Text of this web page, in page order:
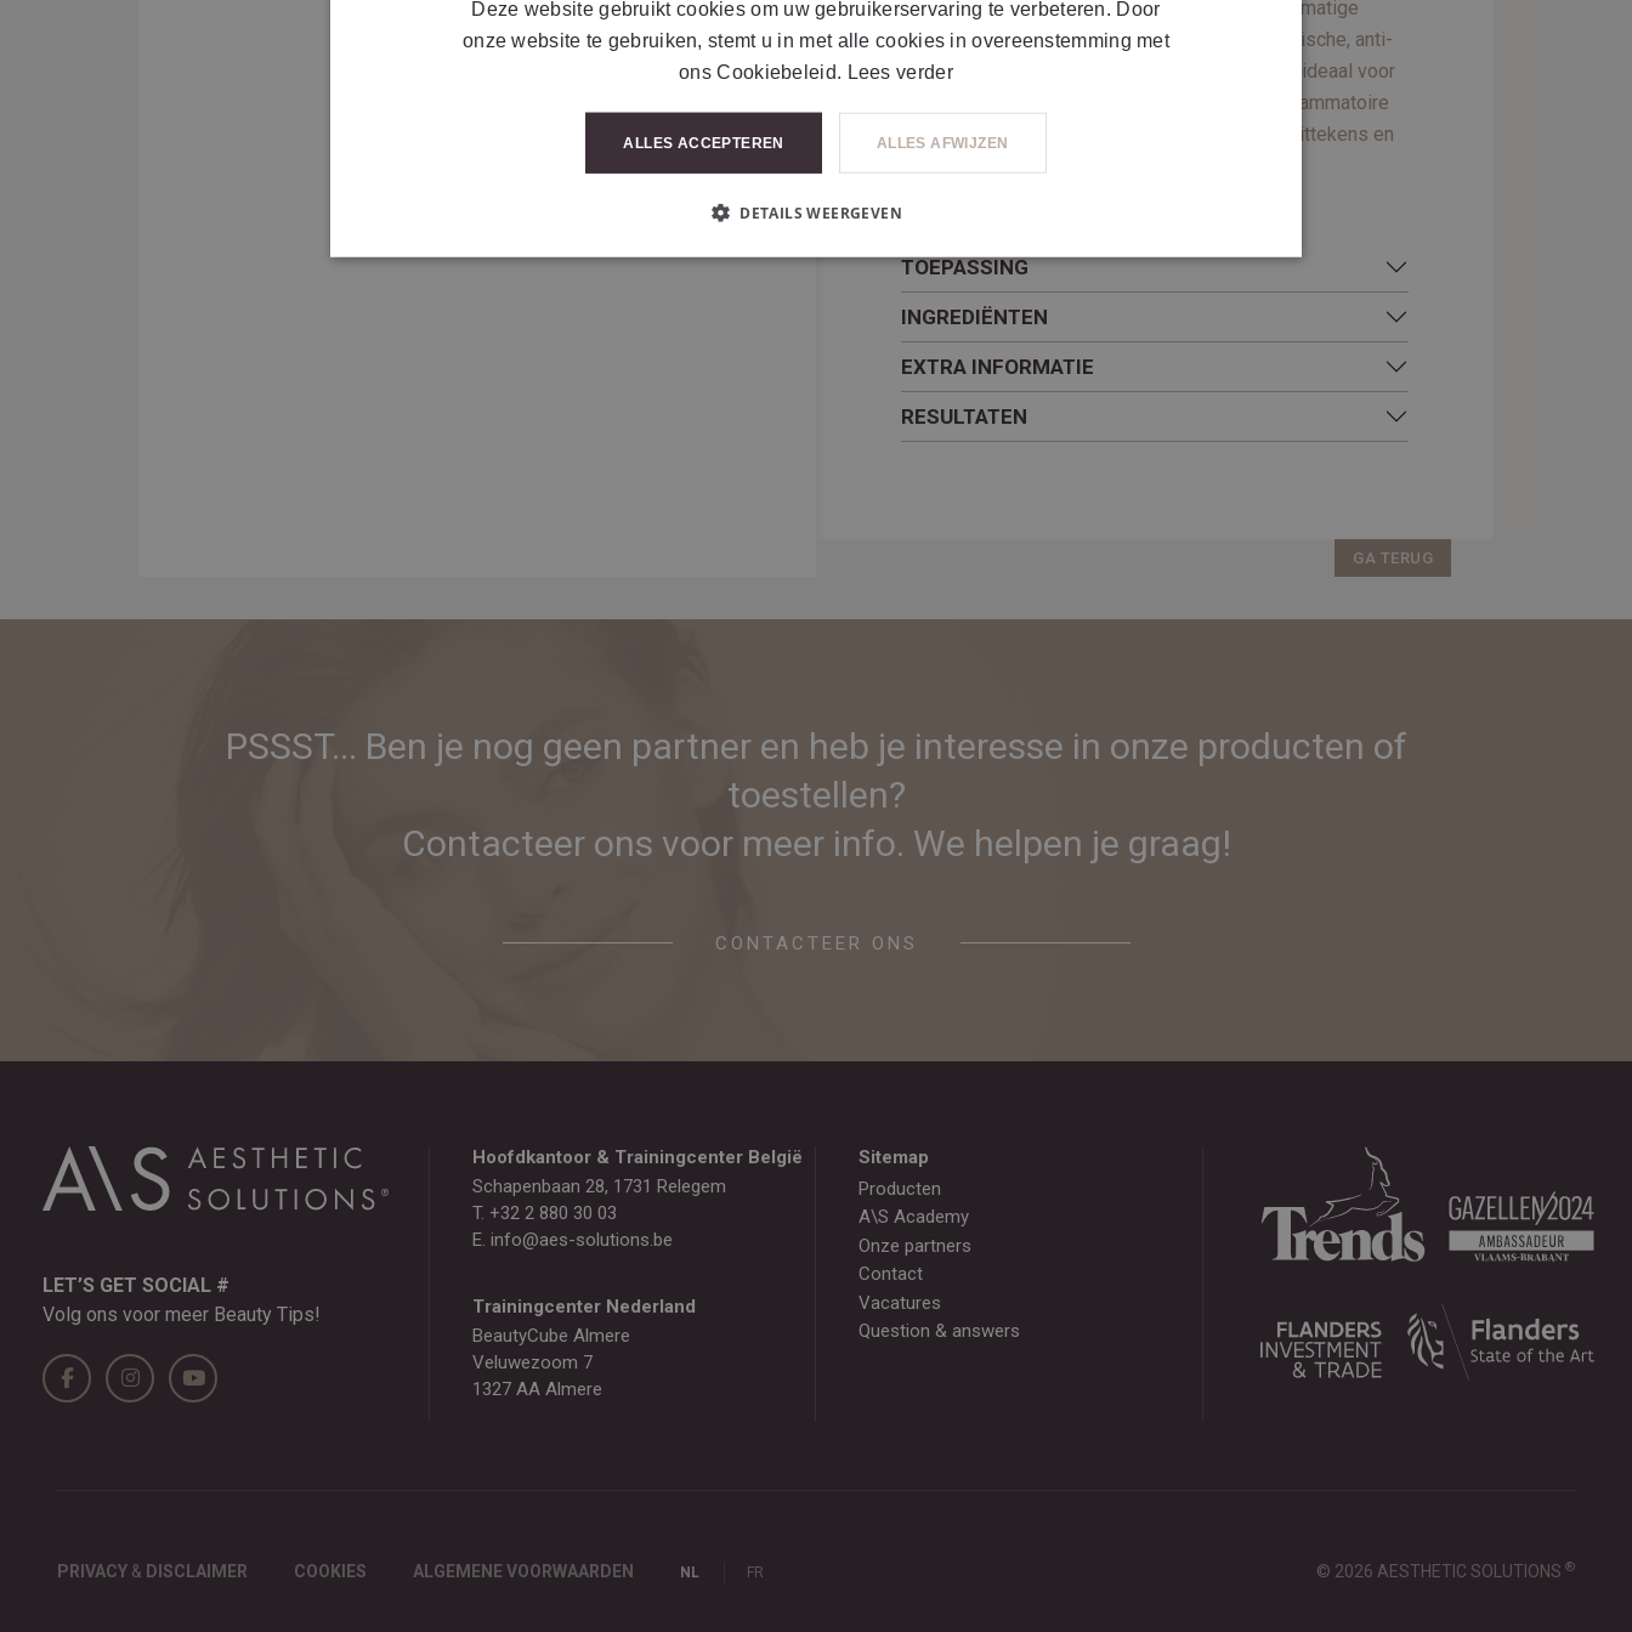
poriën, overmatige sebumproductie, en onregelmatige
huidtextuur. Door zijn keratolytische, comedolytische, anti-
inflammatoire en anti-bacteriële werking, is het ideaal voor
het verminderen van zowel comedonale als inflammatoire
acne, evenals het aanpakken van medium acnelittekens en
TOEPASSING
INGREDIËNTEN
EXTRA INFORMATIE
RESULTATEN
GA TERUG
PSSST... Ben je nog geen partner en heb je interesse in onze producten of
toestellen?
Contacteer ons voor meer info. We helpen je graag!
CONTACTEER ONS
LET’S GET SOCIAL #
Volg ons voor meer Beauty Tips!
Hoofdkantoor & Trainingcenter België
Schapenbaan 28, 1731 Relegem
T. +32 2 880 30 03
E. info@aes-solutions.be
Trainingcenter Nederland
BeautyCube Almere
Veluwezoom 7
1327 AA Almere
Sitemap
Producten
A\S Academy
Onze partners
Contact
Vacatures
Question & answers
PRIVACY & DISCLAIMER COOKIES ALGEMENE VOORWAARDEN NL FR © 2026 AESTHETIC SOLUTIONS ®
Deze website gebruikt cookies om uw gebruikerservaring te verbeteren. Door
onze website te gebruiken, stemt u in met alle cookies in overeenstemming met
ons Cookiebeleid.
Lees verder
ALLES ACCEPTEREN ALLES AFWIJZEN
DETAILS WEERGEVEN